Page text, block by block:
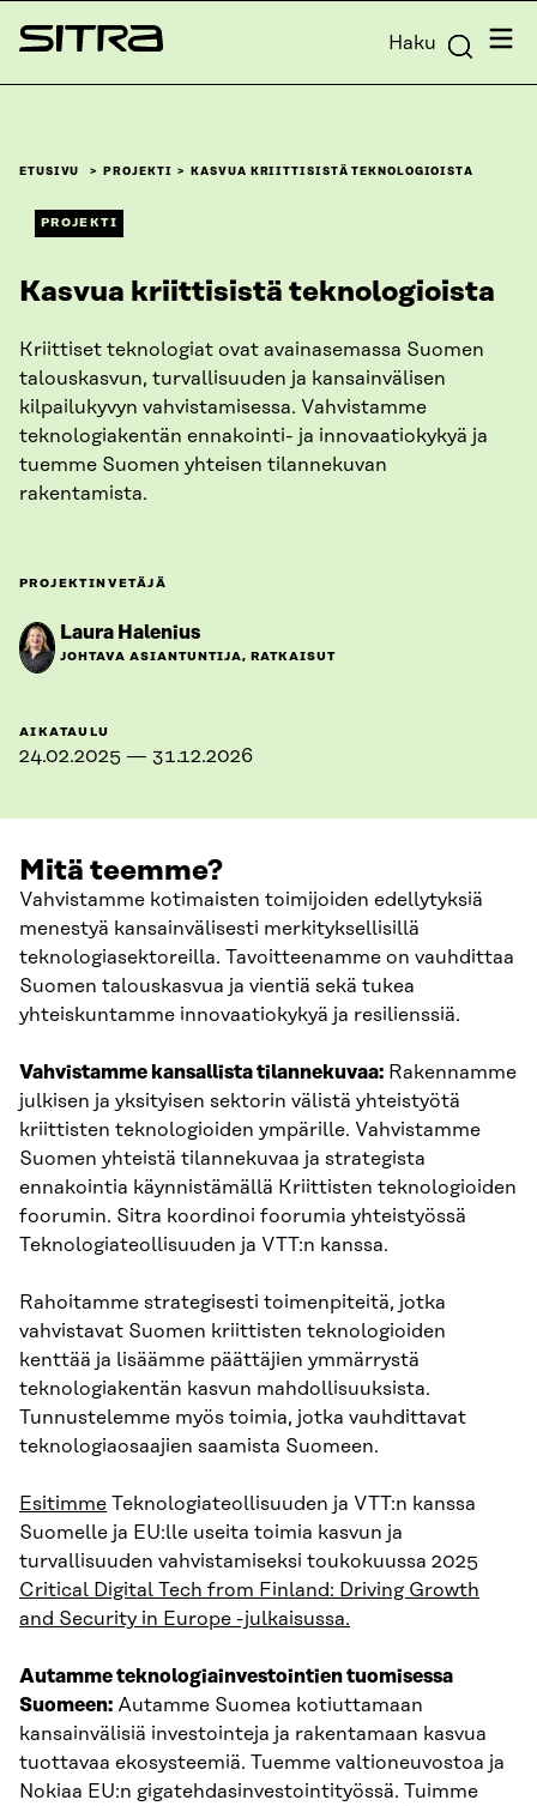
Siirry
suoraan
Sitra Haku
ETUSIVU PROJEKTI KASVUA KRIITTISISTÄ TEKNOLOGIOISTA
PROJEKTI
Kasvua kriittisistä teknologioista
Kriittiset teknologiat ovat avainasemassa Suomen
talouskasvun, turvallisuuden ja kansainvälisen
kilpailukyvyn vahvistamisessa. Vahvistamme
teknologiakentän ennakointi- ja innovaatiokykyä ja
tuemme Suomen yhteisen tilannekuvan
rakentamista.
PROJEKTINVETÄJÄ
Laura Halenius
JOHTAVA ASIANTUNTIJA, RATKAISUT
AIKATAULU
24.02.2025 — 31.12.2026
Mitä teemme?
Vahvistamme kotimaisten toimijoiden edellytyksiä
menestyä kansainvälisesti merkityksellisillä
teknologiasektoreilla. Tavoitteenamme on vauhdittaa
Suomen talouskasvua ja vientiä sekä tukea
yhteiskuntamme innovaatiokykyä ja resilienssiä.
Vahvistamme kansallista tilannekuvaa: Rakennamme
julkisen ja yksityisen sektorin välistä yhteistyötä
kriittisten teknologioiden ympärille. Vahvistamme
Suomen yhteistä tilannekuvaa ja strategista
ennakointia käynnistämällä Kriittisten teknologioiden
foorumin. Sitra koordinoi foorumia yhteistyössä
Teknologiateollisuuden ja VTT:n kanssa.
Rahoitamme strategisesti toimenpiteitä, jotka
vahvistavat Suomen kriittisten teknologioiden
kenttää ja lisäämme päättäjien ymmärrystä
teknologiakentän kasvun mahdollisuuksista.
Tunnustelemme myös toimia, jotka vauhdittavat
teknologiaosaajien saamista Suomeen.
Esitimme Teknologiateollisuuden ja VTT:n kanssa
Suomelle ja EU:lle useita toimia kasvun ja
turvallisuuden vahvistamiseksi toukokuussa 2025
Critical Digital Tech from Finland: Driving Growth
and Security in Europe -julkaisussa.
Autamme teknologiainvestointien tuomisessa
Suomeen: Autamme Suomea kotiuttamaan
kansainvälisiä investointeja ja rakentamaan kasvua
tuottavaa ekosysteemiä. Tuemme valtioneuvostoa ja
Nokiaa EU:n gigatehdasinvestointityössä. Tuimme